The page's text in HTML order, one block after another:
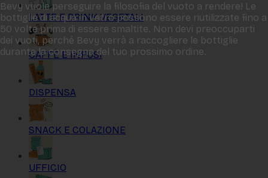
LATTE E DRINK VEGETALI
CAFFÈ E INFUSI
DISPENSA
SNACK E COLAZIONE
UFFICIO
Bevy vuole perseguire la filosofia del vuoto a rendere! Le
bottiglie di acqua in vetro possono essere riutilizzate fino a
50 volte prima di essere smaltite. Non devi preoccuparti
dei vuoti, perché Bevy verrà a raccogliere le bottiglie
durante la consegna del tuo prossimo ordine.